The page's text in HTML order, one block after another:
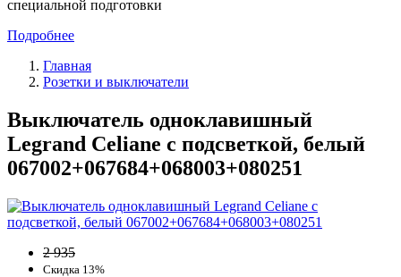
специальной подготовки
Подробнее
Главная
Розетки и выключатели
Выключатель одноклавишный
Legrand Celiane с подсветкой, белый
067002+067684+068003+080251
2 935
Скидка 13%